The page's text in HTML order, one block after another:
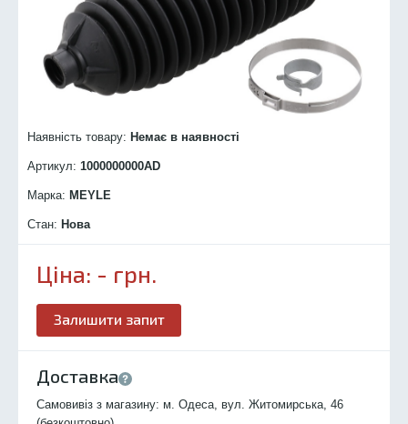
Наявність товару: Немає в наявності
Артикул: 1000000000AD
Марка: MEYLE
Стан: Нова
Ціна: - грн.
Залишити запит
Доставка
Самовивіз з магазину: м. Одеса, вул. Житомирська, 46